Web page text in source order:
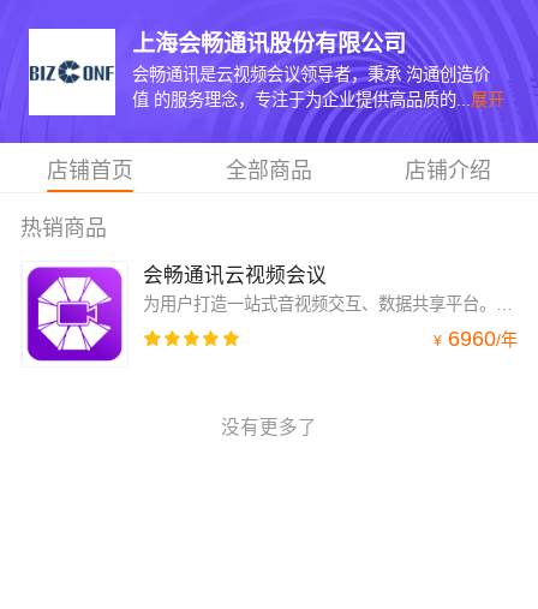
上海会畅通讯股份有限公司
会畅通讯是云视频会议领导者，秉承 沟通创造价
值 的服务理念，专注于为企业提供高品质的... 展开
店铺首页 全部商品 店铺介绍
热销商品
会畅通讯云视频会议
¥ 6960/年
没有更多了